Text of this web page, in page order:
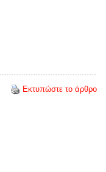
Εκτυπώστε το άρθρο